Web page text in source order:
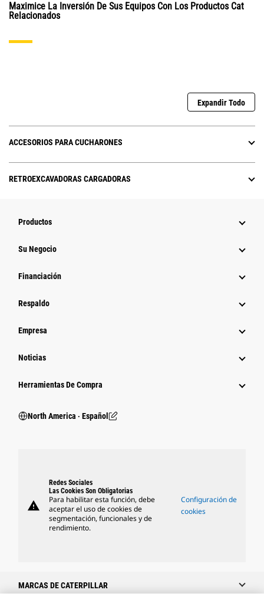
Maximice La Inversión De Sus Equipos Con Los Productos Cat
Relacionados
Expandir Todo
ACCESORIOS PARA CUCHARONES
RETROEXCAVADORAS CARGADORAS
Productos
Su Negocio
Financiación
Respaldo
Empresa
Noticias
Herramientas De Compra
North America ‧ Español
warning
Redes Sociales
Las Cookies Son Obligatorias
Para habilitar esta función, debe
aceptar el uso de cookies de
segmentación, funcionales y de
rendimiento.
Configuración de
cookies
MARCAS DE CATERPILLAR